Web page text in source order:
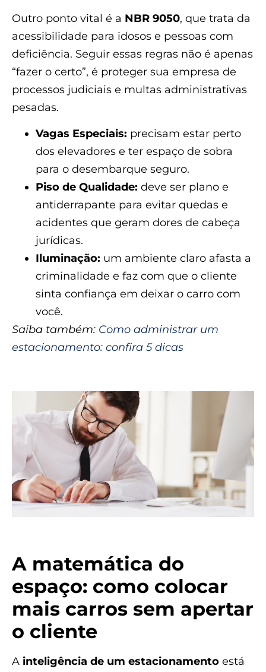
Outro ponto vital é a NBR 9050, que trata da
acessibilidade para idosos e pessoas com
deficiência. Seguir essas regras não é apenas
“fazer o certo”, é proteger sua empresa de
processos judiciais e multas administrativas
pesadas.
Vagas Especiais: precisam estar perto
dos elevadores e ter espaço de sobra
para o desembarque seguro.
Piso de Qualidade: deve ser plano e
antiderrapante para evitar quedas e
acidentes que geram dores de cabeça
jurídicas.
Iluminação: um ambiente claro afasta a
criminalidade e faz com que o cliente
sinta confiança em deixar o carro com
você.
Saiba também: Como administrar um
estacionamento: confira 5 dicas
A matemática do
espaço: como colocar
mais carros sem apertar
o cliente
A inteligência de um estacionamento está